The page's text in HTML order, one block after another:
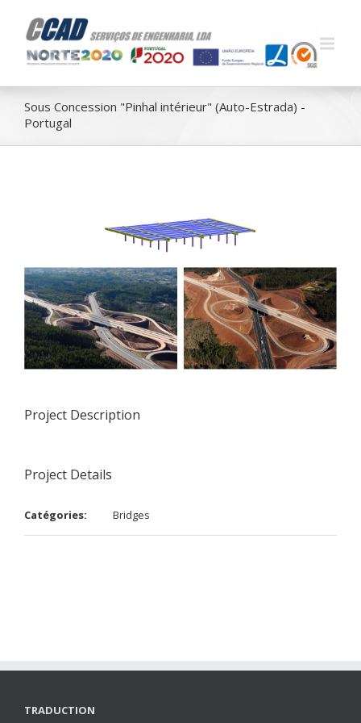
Sous Concession "Pinhal intérieur" (Auto-Estrada) -
Portugal
Project Description
Project Details
Catégories: Bridges
TRADUCTION